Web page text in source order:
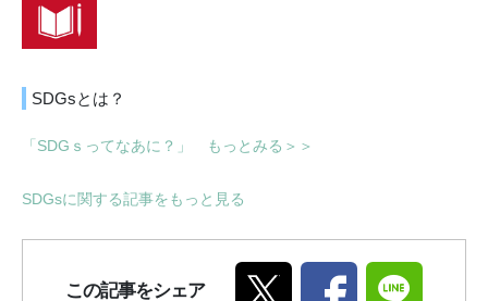
SDGsとは？
「SDGｓってなあに？」 もっとみる＞＞
SDGsに関する記事をもっと見る
この記事をシェア